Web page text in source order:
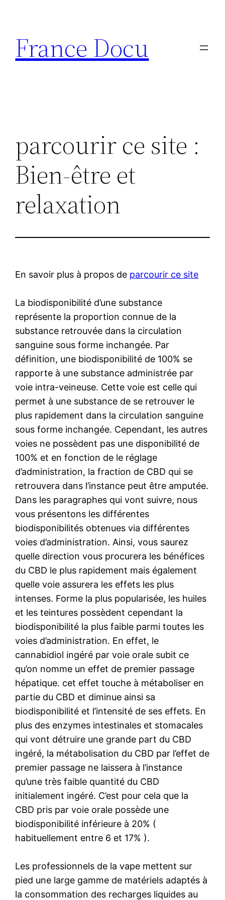
contenu
France Docu
parcourir ce site :
Bien-être et
relaxation
En savoir plus à propos de parcourir ce site
La biodisponibilité d’une substance
représente la proportion connue de la
substance retrouvée dans la circulation
sanguine sous forme inchangée. Par
définition, une biodisponibilité de 100% se
rapporte à une substance administrée par
voie intra-veineuse. Cette voie est celle qui
permet à une substance de se retrouver le
plus rapidement dans la circulation sanguine
sous forme inchangée. Cependant, les autres
voies ne possèdent pas une disponibilité de
100% et en fonction de le réglage
d’administration, la fraction de CBD qui se
retrouvera dans l’instance peut être amputée.
Dans les paragraphes qui vont suivre, nous
vous présentons les différentes
biodisponibilités obtenues via différentes
voies d’administration. Ainsi, vous saurez
quelle direction vous procurera les bénéfices
du CBD le plus rapidement mais également
quelle voie assurera les effets les plus
intenses. Forme la plus popularisée, les huiles
et les teintures possèdent cependant la
biodisponibilité la plus faible parmi toutes les
voies d’administration. En effet, le
cannabidiol ingéré par voie orale subit ce
qu’on nomme un effet de premier passage
hépatique. cet effet touche à métaboliser en
partie du CBD et diminue ainsi sa
biodisponibilité et l’intensité de ses effets. En
plus des enzymes intestinales et stomacales
qui vont détruire une grande part du CBD
ingéré, la métabolisation du CBD par l’effet de
premier passage ne laissera à l’instance
qu’une très faible quantité du CBD
initialement ingéré. C’est pour cela que la
CBD pris par voie orale possède une
biodisponibilité inférieure à 20% (
habituellement entre 6 et 17% ).
Les professionnels de la vape mettent sur
pied une large gamme de matériels adaptés à
la consommation des recharges liquides au